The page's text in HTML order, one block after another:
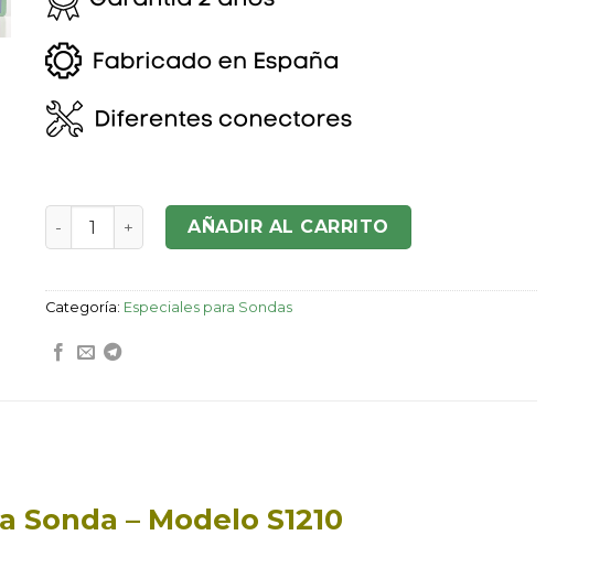
Batería Sonda S1210 12V-10Ah cantidad
AÑADIR AL CARRITO
Categoría: Especiales para Sondas
– Modelo S1210